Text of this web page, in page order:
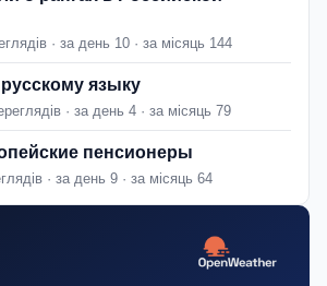
· за день 10 · за місяць 144
языку
· за день 4 · за місяць 79
пенсионеры
· за день 9 · за місяць 64